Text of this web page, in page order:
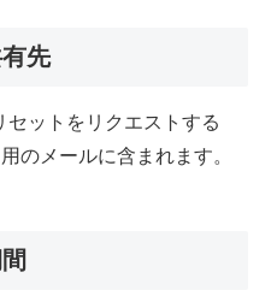
先
セットをリクエストする
のメールに含まれます。